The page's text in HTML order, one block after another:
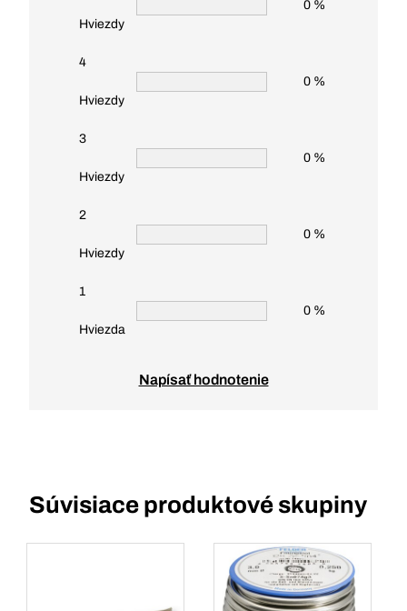
Hviezdy
0 %
4
Hviezdy
0 %
3
Hviezdy
0 %
2
Hviezdy
0 %
1
Hviezda
0 %
Napísať hodnotenie
Súvisiace produktové skupiny